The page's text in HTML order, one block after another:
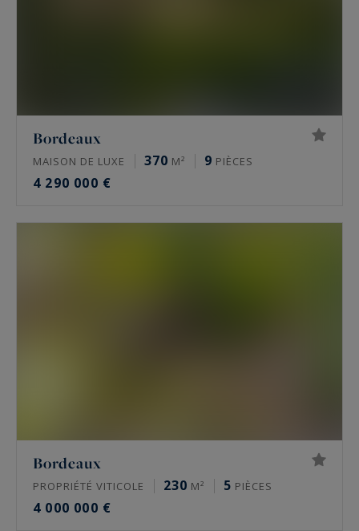
Bordeaux
MAISON DE LUXE 370 M² 9 PIÈCES
4 290 000 €
Bordeaux
PROPRIÉTÉ VITICOLE 230 M² 5 PIÈCES
4 000 000 €